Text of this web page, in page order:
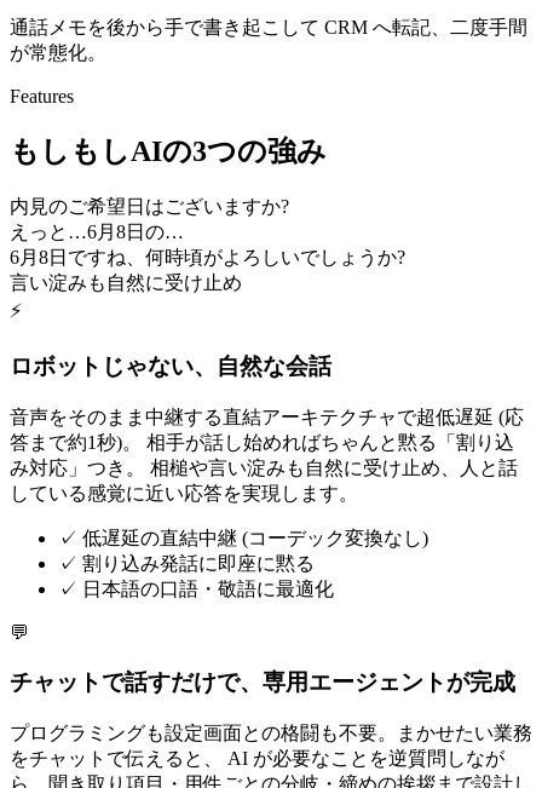
通話メモを後から手で書き起こして CRM へ転記、二度手間
が常態化。
Features
もしもしAIの3つの強み
内見のご希望日はございますか?
えっと…6月8日の…
6月8日ですね、何時頃がよろしいでしょうか?
言い淀みも自然に受け止め
⚡
ロボットじゃない、自然な会話
音声をそのまま中継する直結アーキテクチャで超低遅延 (応
答まで約1秒)。 相手が話し始めればちゃんと黙る「割り込
み対応」つき。 相槌や言い淀みも自然に受け止め、人と話
している感覚に近い応答を実現します。
✓ 低遅延の直結中継 (コーデック変換なし)
✓ 割り込み発話に即座に黙る
✓ 日本語の口語・敬語に最適化
💬
チャットで話すだけで、専用エージェントが完成
プログラミングも設定画面との格闘も不要。まかせたい業務
をチャットで伝えると、 AI が必要なことを逆質問しなが
ら、聞き取り項目・用件ごとの分岐・締めの挨拶まで設計し